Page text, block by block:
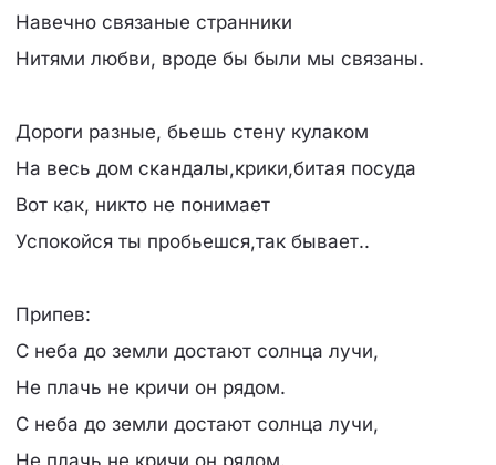
Навечно связаные странники
Нитями любви, вроде бы были мы связаны.
Дороги разные, бьешь стену кулаком
На весь дом скандалы,крики,битая посуда
Вот как, никто не понимает
Успокойся ты пробьешся,так бывает..
Припев:
С неба до земли достают солнца лучи,
Не плачь не кричи он рядом.
С неба до земли достают солнца лучи,
Не плачь не кричи он рядом.